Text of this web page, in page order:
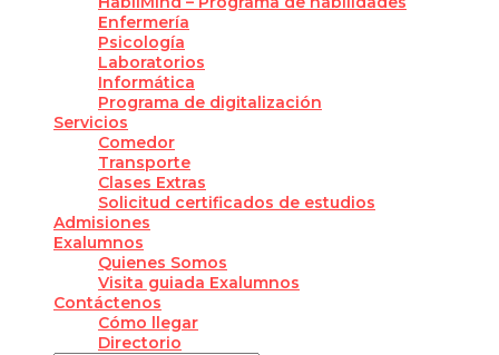
Enfermería
Psicología
Laboratorios
Informática
Programa de digitalización
Servicios
Comedor
Transporte
Clases Extras
Solicitud certificados de estudios
Admisiones
Exalumnos
Quienes Somos
Visita guiada Exalumnos
Contáctenos
Cómo llegar
Directorio